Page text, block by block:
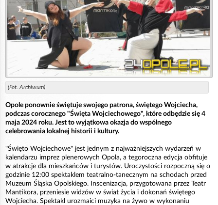
(Fot. Archiwum)
Opole ponownie świętuje swojego patrona, świętego Wojciecha,
podczas corocznego "Święta Wojciechowego", które odbędzie się 4
maja 2024 roku. Jest to wyjątkowa okazja do wspólnego
celebrowania lokalnej historii i kultury.
"Święto Wojciechowe" jest jednym z najważniejszych wydarzeń w
kalendarzu imprez plenerowych Opola, a tegoroczna edycja obfituje
w atrakcje dla mieszkańców i turystów. Uroczystości rozpoczną się o
godzinie 12:00 spektaklem teatralno-tanecznym na schodach przed
Muzeum Śląska Opolskiego. Inscenizacja, przygotowana przez Teatr
Mantikora, przeniesie widzów w świat życia i dokonań świętego
Wojciecha. Spektakl urozmaici muzyka na żywo w wykonaniu